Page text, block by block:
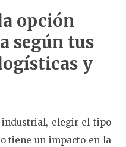
opción
según tus
y
elegir el tipo
tiene un impacto en la